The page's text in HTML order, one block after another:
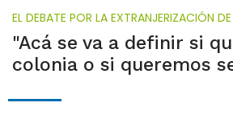
EL DEBATE POR LA EXTRANJERIZACIÓN DE
"Acá se va a definir si
colonia o si queremos